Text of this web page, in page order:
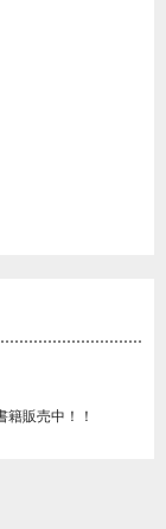
販売中！！